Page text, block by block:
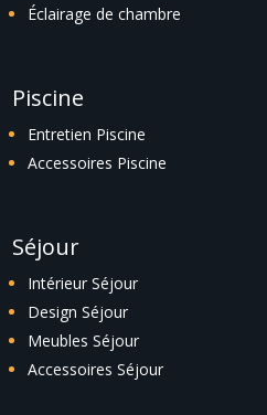
Éclairage de chambre
Piscine
Entretien Piscine
Accessoires Piscine
Séjour
Intérieur Séjour
Design Séjour
Meubles Séjour
Accessoires Séjour